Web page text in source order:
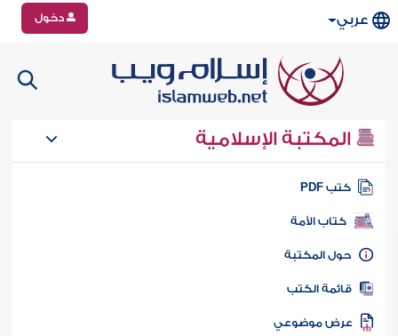
عربي دخول
المكتبة الإسلامية
كتب PDF
كتاب الأمة
المكتبة
الكتب